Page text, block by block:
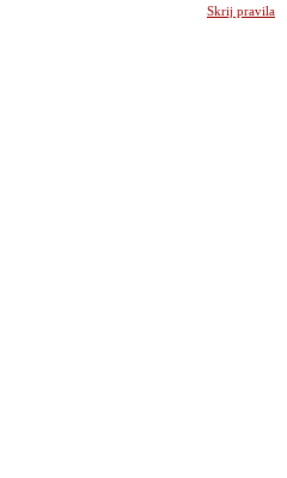
Skrij pravila